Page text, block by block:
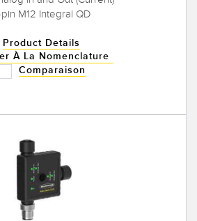
M12 Integral QD
Product Details
À La Nomenclature
Comparaison